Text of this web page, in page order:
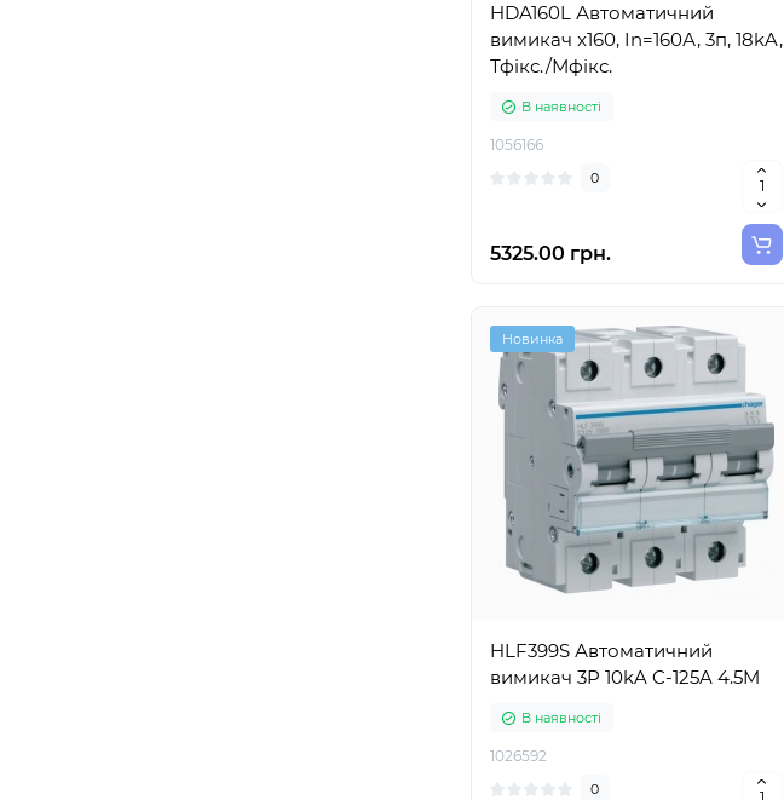
HDA160L Автоматичний
вимикач x160, In=160А, 3п, 18kA,
Тфікс./Мфікс.
В наявності
1056166
0
5325.00 грн.
Новинка
HLF399S Автоматичний
вимикач 3P 10kA C-125A 4.5M
В наявності
1026592
0